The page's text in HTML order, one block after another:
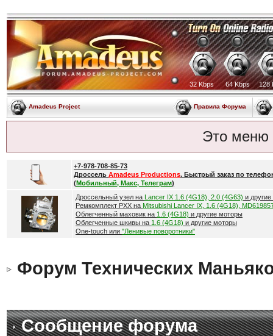
32 Kbps 64 Kbps 128
Amadeus Project Правила Форума
Это меню
+7-978-708-85-73
Дроссель Amadeus Productions. Быстрый заказ по
(Мобильный, Макс, Телеграм)
Дроссельный узел на Lancer IX 1.6 (4G18), 2.0 (4G63) и
Ремкомплект РХХ на Mitsubishi Lancer IX, 1.6 (4G18),
Облегченный маховик на 1.6 (4G18) и другие моторы
Облегченные шкивы на 1.6 (4G18) и другие моторы
One-touch или "Ленивые поворотники"
Форум Технических
Сообщение форума